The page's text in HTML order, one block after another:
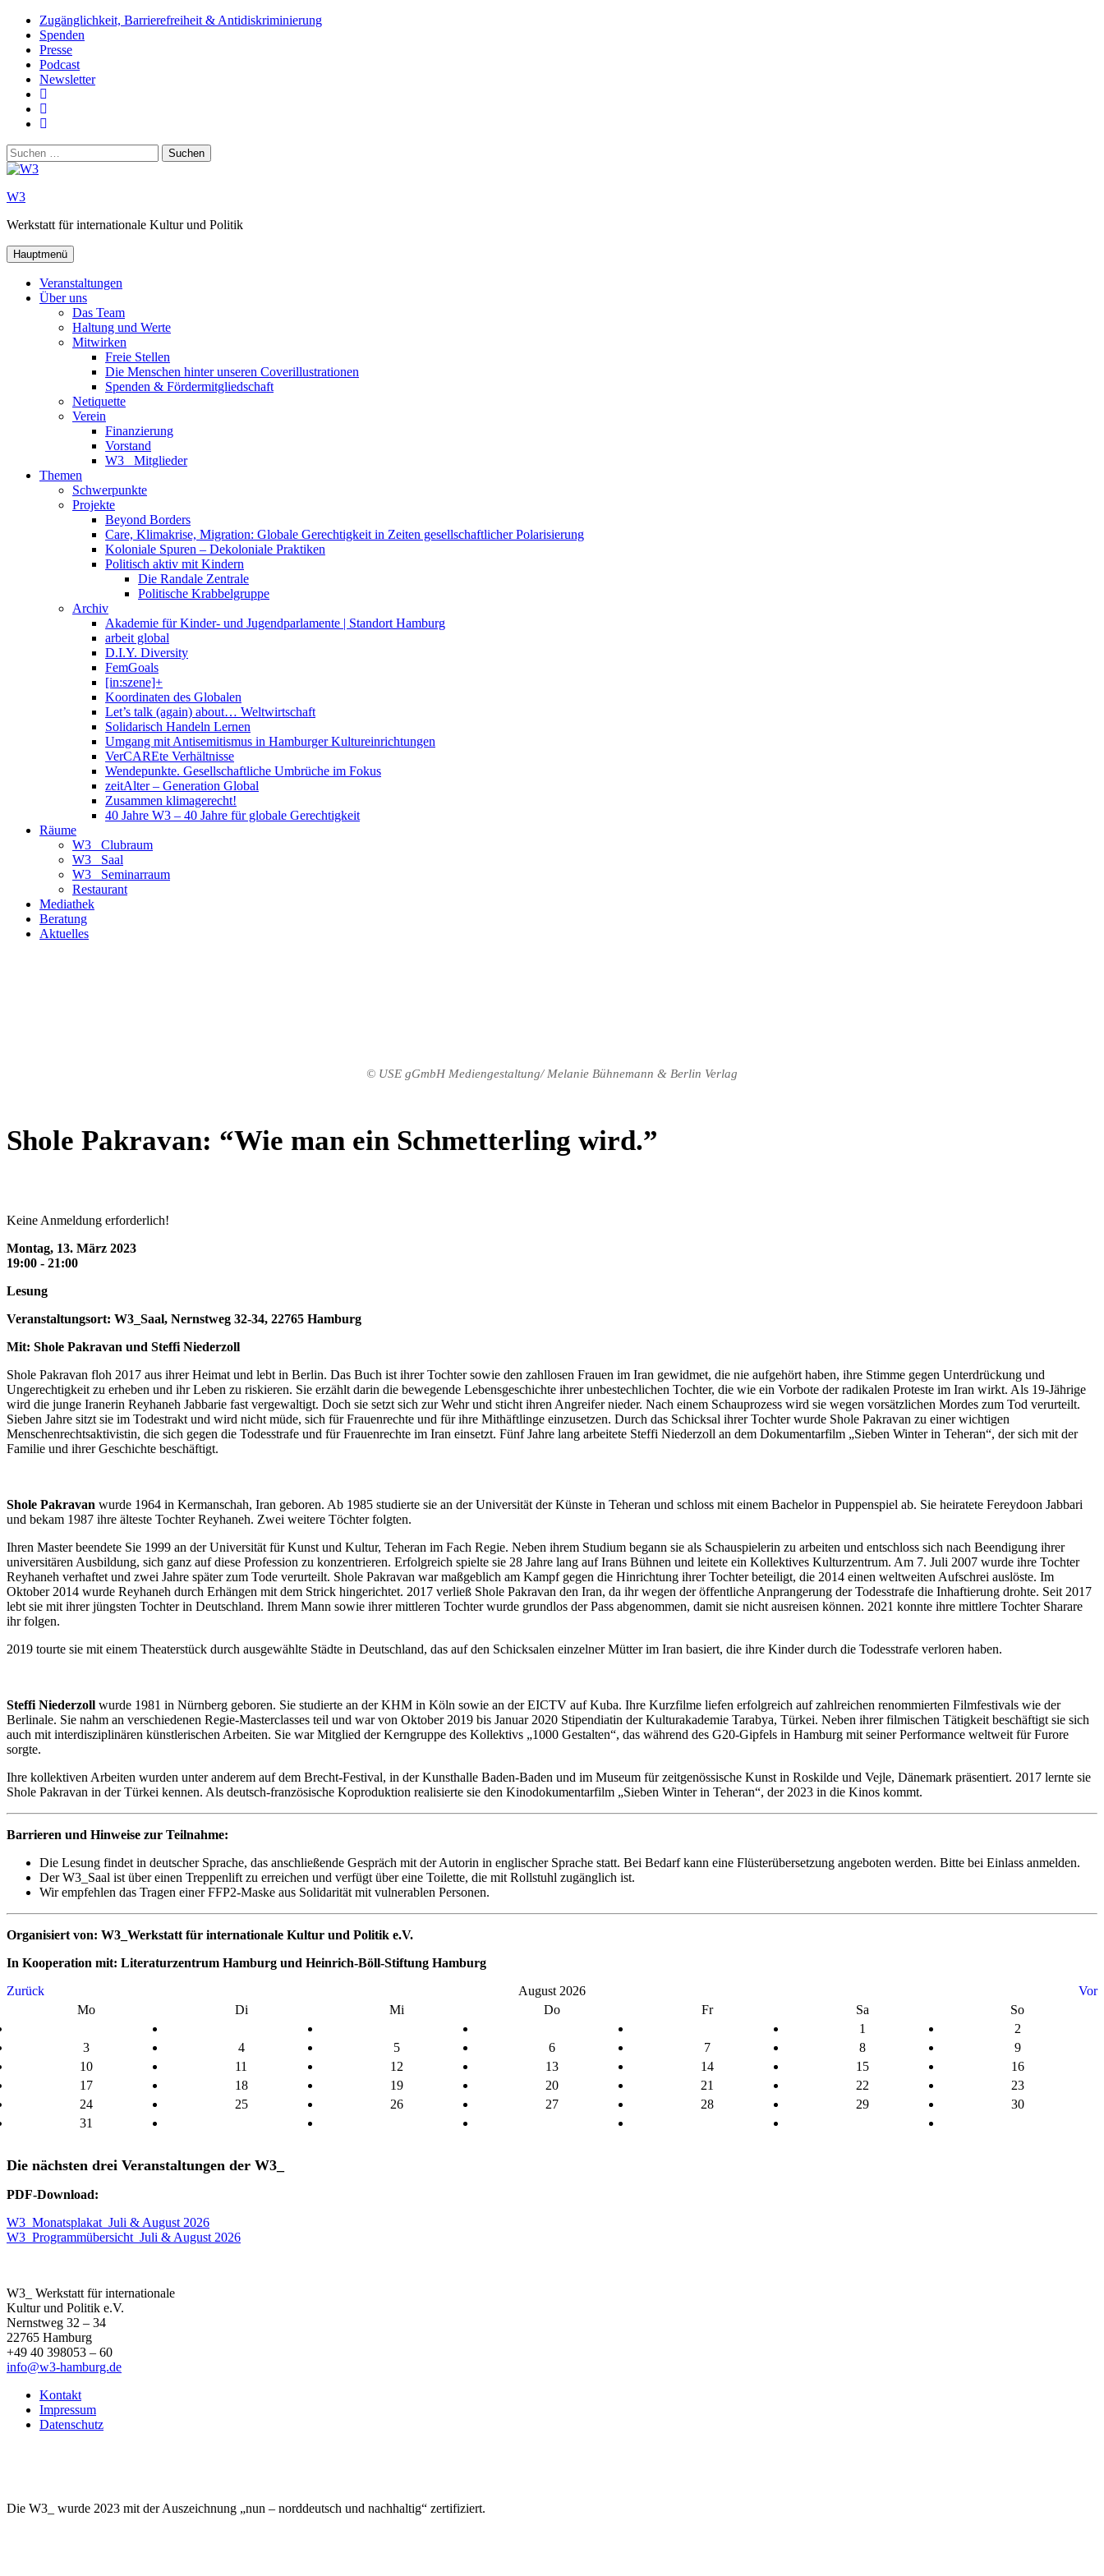
Zum
Inhalt
springen
Zugänglichkeit, Barrierefreiheit & Antidiskriminierung
Spenden
Presse
Podcast
Newsletter
Suchen
nach:
W3
Werkstatt für internationale Kultur und Politik
Hauptmenü
Veranstaltungen
Über uns
Das Team
Haltung und Werte
Mitwirken
Freie Stellen
Die Menschen hinter unseren Coverillustrationen
Spenden & Fördermitgliedschaft
Netiquette
Verein
Finanzierung
Vorstand
W3_ Mitglieder
Themen
Schwerpunkte
Projekte
Beyond Borders
Care, Klimakrise, Migration: Globale Gerechtigkeit in Zeiten gesellschaftlicher Polarisierung
Koloniale Spuren – Dekoloniale Praktiken
Politisch aktiv mit Kindern
Die Randale Zentrale
Politische Krabbelgruppe
Archiv
Akademie für Kinder- und Jugendparlamente | Standort Hamburg
arbeit global
D.I.Y. Diversity
FemGoals
[in:szene]+
Koordinaten des Globalen
Let’s talk (again) about… Weltwirtschaft
Solidarisch Handeln Lernen
Umgang mit Antisemitismus in Hamburger Kultureinrichtungen
VerCAREte Verhältnisse
Wendepunkte. Gesellschaftliche Umbrüche im Fokus
zeitAlter – Generation Global
Zusammen klimagerecht!
40 Jahre W3 – 40 Jahre für globale Gerechtigkeit
Räume
W3_ Clubraum
W3_ Saal
W3_ Seminarraum
Restaurant
Mediathek
Beratung
Aktuelles
© USE gGmbH Mediengestaltung/ Melanie Bühnemann & Berlin Verlag
Shole Pakravan: “Wie man ein Schmetterling wird.”
Keine Anmeldung erforderlich!
Montag, 13. März 2023
19:00 - 21:00
Lesung
Veranstaltungsort: W3_Saal, Nernstweg 32-34, 22765 Hamburg
Mit: Shole Pakravan und Steffi Niederzoll
Shole Pakravan floh 2017 aus ihrer Heimat und lebt in Berlin. Das Buch ist ihrer Tochter sowie den zahllosen Frauen im Iran gewidmet, die nie aufgehört haben, ihre Stimme gegen Unterdrückung und
Ungerechtigkeit zu erheben und ihr Leben zu riskieren. Sie erzählt darin die bewegende Lebensgeschichte ihrer unbestechlichen Tochter, die wie ein Vorbote der radikalen Proteste im Iran wirkt. Als 19-Jährige
wird die junge Iranerin Reyhaneh Jabbarie fast vergewaltigt. Doch sie setzt sich zur Wehr und sticht ihren Angreifer nieder. Nach einem Schauprozess wird sie wegen vorsätzlichen Mordes zum Tod verurteilt.
Sieben Jahre sitzt sie im Todestrakt und wird nicht müde, sich für Frauenrechte und für ihre Mithäftlinge einzusetzen. Durch das Schicksal ihrer Tochter wurde Shole Pakravan zu einer wichtigen
Menschenrechtsaktivistin, die sich gegen die Todesstrafe und für Frauenrechte im Iran einsetzt. Fünf Jahre lang arbeitete Steffi Niederzoll an dem Dokumentarfilm „Sieben Winter in Teheran“, der sich mit der
Familie und ihrer Geschichte beschäftigt.
Shole Pakravan wurde 1964 in Kermanschah, Iran geboren. Ab 1985 studierte sie an der Universität der Künste in Teheran und schloss mit einem Bachelor in Puppenspiel ab. Sie heiratete Fereydoon Jabbari
und bekam 1987 ihre älteste Tochter Reyhaneh. Zwei weitere Töchter folgten.
Ihren Master beendete Sie 1999 an der Universität für Kunst und Kultur, Teheran im Fach Regie. Neben ihrem Studium begann sie als Schauspielerin zu arbeiten und entschloss sich nach Beendigung ihrer
universitären Ausbildung, sich ganz auf diese Profession zu konzentrieren. Erfolgreich spielte sie 28 Jahre lang auf Irans Bühnen und leitete ein Kollektives Kulturzentrum. Am 7. Juli 2007 wurde ihre Tochter
Reyhaneh verhaftet und zwei Jahre später zum Tode verurteilt. Shole Pakravan war maßgeblich am Kampf gegen die Hinrichtung ihrer Tochter beteiligt, die 2014 einen weltweiten Aufschrei auslöste. Im
Oktober 2014 wurde Reyhaneh durch Erhängen mit dem Strick hingerichtet. 2017 verließ Shole Pakravan den Iran, da ihr wegen der öffentliche Anprangerung der Todesstrafe die Inhaftierung drohte. Seit 2017
lebt sie mit ihrer jüngsten Tochter in Deutschland. Ihrem Mann sowie ihrer mittleren Tochter wurde grundlos der Pass abgenommen, damit sie nicht ausreisen können. 2021 konnte ihre mittlere Tochter Sharare
ihr folgen.
2019 tourte sie mit einem Theaterstück durch ausgewählte Städte in Deutschland, das auf den Schicksalen einzelner Mütter im Iran basiert, die ihre Kinder durch die Todesstrafe verloren haben.
Steffi Niederzoll wurde 1981 in Nürnberg geboren. Sie studierte an der KHM in Köln sowie an der EICTV auf Kuba. Ihre Kurzfilme liefen erfolgreich auf zahlreichen renommierten Filmfestivals wie der
Berlinale. Sie nahm an verschiedenen Regie-Masterclasses teil und war von Oktober 2019 bis Januar 2020 Stipendiatin der Kulturakademie Tarabya, Türkei. Neben ihrer filmischen Tätigkeit beschäftigt sie sich
auch mit interdisziplinären künstlerischen Arbeiten. Sie war Mitglied der Kerngruppe des Kollektivs „1000 Gestalten“, das während des G20-Gipfels in Hamburg mit seiner Performance weltweit für Furore
sorgte.
Ihre kollektiven Arbeiten wurden unter anderem auf dem Brecht-Festival, in der Kunsthalle Baden-Baden und im Museum für zeitgenössische Kunst in Roskilde und Vejle, Dänemark präsentiert. 2017 lernte sie
Shole Pakravan in der Türkei kennen. Als deutsch-französische Koproduktion realisierte sie den Kinodokumentarfilm „Sieben Winter in Teheran“, der 2023 in die Kinos kommt.
Barrieren und Hinweise zur Teilnahme:
Die Lesung findet in deutscher Sprache, das anschließende Gespräch mit der Autorin in englischer Sprache statt. Bei Bedarf kann eine Flüsterübersetzung angeboten werden. Bitte bei Einlass anmelden.
Der W3_Saal ist über einen Treppenlift zu erreichen und verfügt über eine Toilette, die mit Rollstuhl zugänglich ist.
Wir empfehlen das Tragen einer FFP2-Maske aus Solidarität mit vulnerablen Personen.
Organisiert von: W3_Werkstatt für internationale Kultur und Politik e.V.
In Kooperation mit: Literaturzentrum Hamburg und Heinrich-Böll-Stiftung Hamburg
Zurück
August 2026
Vor
Mo
Di Mi Do Fr Sa
So
1
2
3
4 5 6 7 8
9
10
11 12 13 14 15
16
17
18 19 20 21 22
23
24
25 26 27 28 29
30
31
Die nächsten drei Veranstaltungen der W3_
PDF-Download:
W3_Monatsplakat_Juli & August 2026
W3_Programmübersicht_Juli & August 2026
W3_ Werkstatt für internationale
Kultur und Politik e.V.
Nernstweg 32 – 34
22765 Hamburg
+49 40 398053 – 60
info@w3-hamburg.de
Kontakt
Impressum
Datenschutz
Die W3_ wurde 2023 mit der Auszeichnung „nun – norddeutsch und nachhaltig“ zertifiziert.